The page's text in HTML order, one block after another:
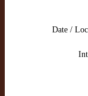
Date /